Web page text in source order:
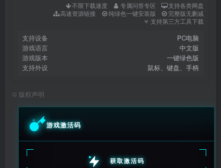
不限下载速度 专属问答专区
支持各类网盘
高速资源链接
纯绿色一键安装版
完整版无删减
支持第三方工具下载
支持设备
PC电脑
游戏语言
中文版
游戏版本
一键绿色版
支持外设
鼠标、键盘、手柄
© 版权声明
游戏激活码
获取激活码